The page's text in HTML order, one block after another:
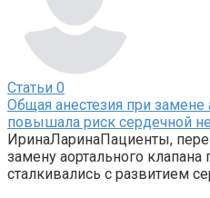
Статьи 0
Общая анестезия при замене
повышала риск сердечной
ИринаЛаринаПациенты,
замену аортального
сталкивались с развитием